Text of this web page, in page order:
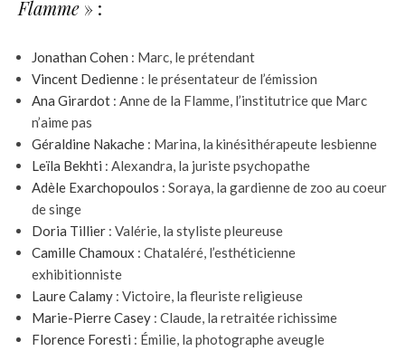
Flamme » :
Jonathan Cohen : Marc, le prétendant
Vincent Dedienne : le présentateur de l’émission
Ana Girardot : Anne de la Flamme, l’institutrice que Marc
n’aime pas
Géraldine Nakache : Marina, la kinésithérapeute lesbienne
Leïla Bekhti : Alexandra, la juriste psychopathe
Adèle Exarchopoulos : Soraya, la gardienne de zoo au coeur
de singe
Doria Tillier : Valérie, la styliste pleureuse
Camille Chamoux : Chataléré, l’esthéticienne
exhibitionniste
Laure Calamy : Victoire, la fleuriste religieuse
Marie-Pierre Casey : Claude, la retraitée richissime
Florence Foresti : Émilie, la photographe aveugle